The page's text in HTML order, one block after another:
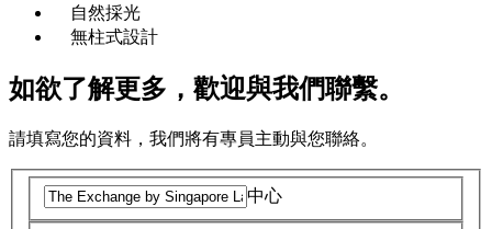
自然採光
無柱式設計
如欲了解更多，歡迎與我們聯繫。
請填寫您的資料，我們將有專員主動與您聯絡。
中心